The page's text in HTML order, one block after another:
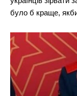
було б краще,